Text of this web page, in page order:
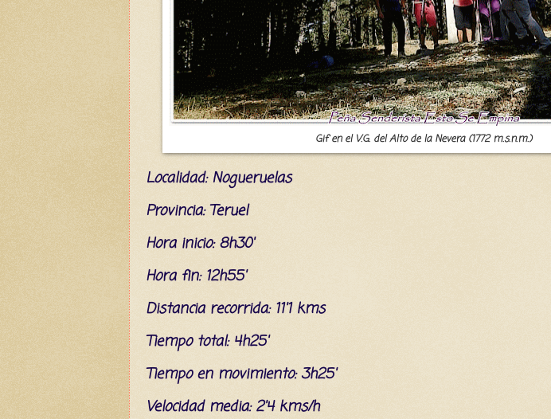
Gif en el V.G. del Alto de la Nevera (1772 m.s.n.m.)
Localidad: Nogueruelas
Provincia: Teruel
Hora inicio: 8h30'
Hora fin: 12h55'
Distancia recorrida: 11'1 kms
Tiempo total: 4h25'
Tiempo en movimiento: 3h25'
Velocidad media: 2'4 kms/h